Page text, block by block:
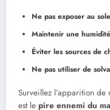
Ne pas exposer au
Maintenir une
Éviter les sources de
Ne pas utiliser de
Surveillez l’apparition de
est le pire ennemi du